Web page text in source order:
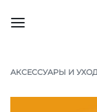
АКСЕССУАРЫ И